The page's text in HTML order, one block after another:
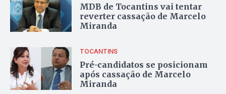
MDB de Tocantins vai tentar
reverter cassação de Marcelo
Miranda
TOCANTINS
Pré-candidatos se posicionam
após cassação de Marcelo
Miranda